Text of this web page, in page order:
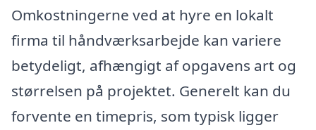
Omkostningerne ved at hyre en lokalt
firma til håndværksarbejde kan variere
betydeligt, afhængigt af opgavens art og
størrelsen på projektet. Generelt kan du
forvente en timepris, som typisk ligger